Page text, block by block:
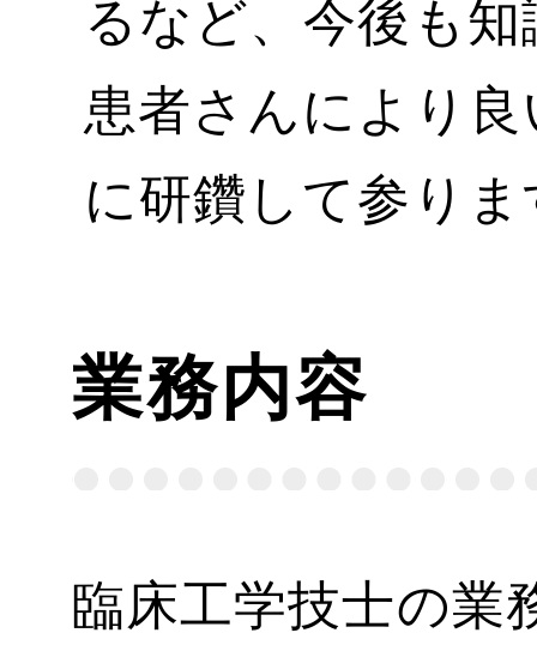
るなど、今後も
患者さんにより
に研鑽して参りま
業務内容
臨床工学技士の業